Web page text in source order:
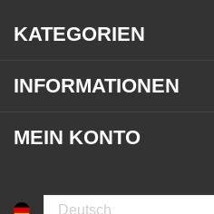
KATEGORIEN
INFORMATIONEN
MEIN KONTO